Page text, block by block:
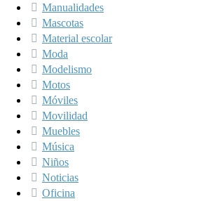
Manualidades
Mascotas
Material escolar
Moda
Modelismo
Motos
Móviles
Movilidad
Muebles
Música
Niños
Noticias
Oficina